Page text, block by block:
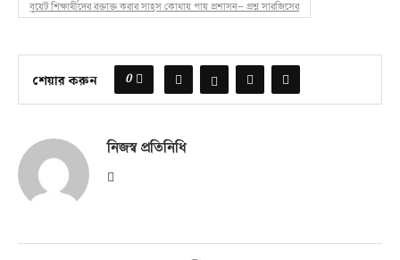
বুয়েট শিক্ষার্থীদের রক্তাক্ত করার সাহস কোথায় পায় প্রশাসন— প্রশ্ন সারজিসের
শেয়ার করুন 0
নিজস্ব প্রতিনিধি